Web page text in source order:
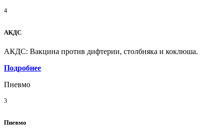
4
АКДС
АКДС: Вакцина против дифтерии, столбняка и коклюша.
Подробнее
Пневмо
3
Пневмо